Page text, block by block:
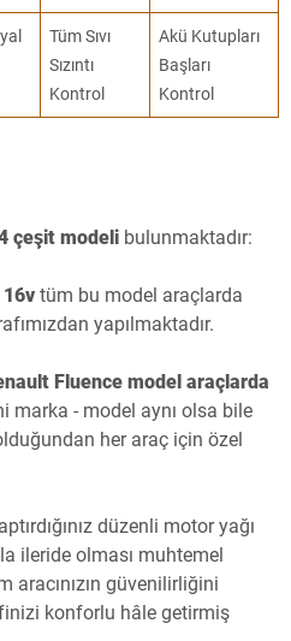
Tüm Sıvı
Sızıntı
Kontrol
Akü Kutupları
Başları
Kontrol
çeşit modeli bulunmaktadır:
tüm bu model araçlarda
yapılmaktadır.
Fluence model araçlarda
marka - model aynı olsa bile
her araç için özel
düzenli motor yağı
ileride olması muhtemel
aracınızın güvenilirliğini
konforlu hâle getirmiş